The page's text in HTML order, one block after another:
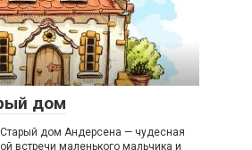
дом
дом Андерсена — чудесная
встречи маленького мальчика и